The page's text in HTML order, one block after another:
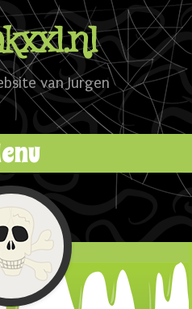
van Jurgen